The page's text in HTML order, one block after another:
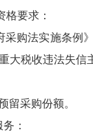
要求：
法实施条例》
大税收违法失
采购份额。
：